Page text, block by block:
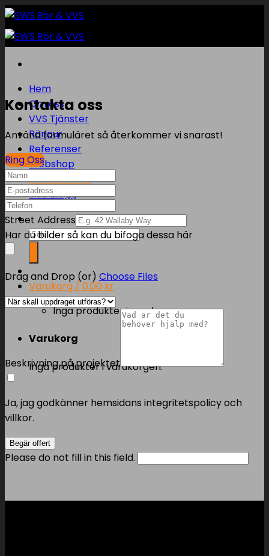
Skip
to
content
Hem
Om oss
VVS Tjänster
Rörjour
Referenser
Webshop
Kontakta oss
VVS Blogg
Sök
Varukorg /0.00 kr
Inga produkter i varukorgen.
Varukorg
Inga produkter i varukorgen.
Kontakta oss
Använd formuläret så återkommer vi snarast!
Ring Oss
Street Address
Har du bilder så kan du bifoga dessa här
Drag and Drop (or) Choose Files
Beskrivning på projektet
Ja, jag godkänner hemsidans integritetspolicy och
villkor.
Begär offert
Please do not fill in this field.